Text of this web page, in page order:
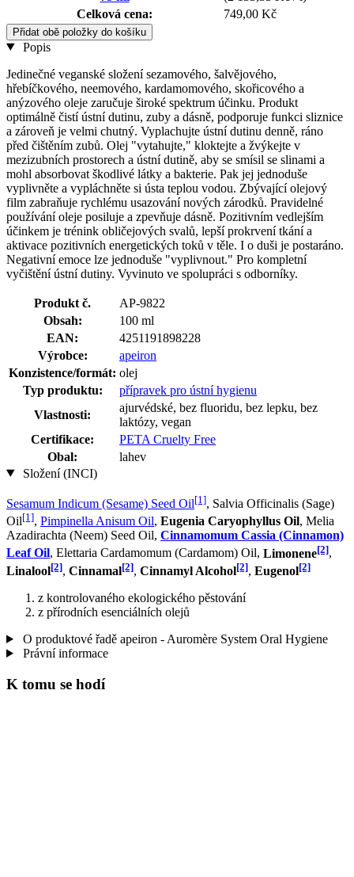
Celková cena:
749,00 Kč
Přidat obě položky do košíku
Popis
Jedinečné veganské složení sezamového, šalvějového,
hřebíčkového, neemového, kardamomového, skořicového a
anýzového oleje zaručuje široké spektrum účinku. Produkt
optimálně čistí ústní dutinu, zuby a dásně, podporuje funkci sliznice
a zároveň je velmi chutný. Vyplachujte ústní dutinu denně, ráno
před čištěním zubů. Olej "vytahujte," kloktejte a žvýkejte v
mezizubních prostorech a ústní dutině, aby se smísil se slinami a
mohl absorbovat škodlivé látky a bakterie. Pak jej jednoduše
vyplivněte a vypláchněte si ústa teplou vodou. Zbývající olejový
film zabraňuje rychlému usazování nových zárodků. Pravidelné
používání oleje posiluje a zpevňuje dásně. Pozitivním vedlejším
účinkem je trénink obličejových svalů, lepší prokrvení tkání a
aktivace pozitivních energetických toků v těle. I o duši je postaráno.
Negativní emoce lze jednoduše "vyplivnout." Pro kompletní
vyčištění ústní dutiny. Vyvinuto ve spolupráci s odborníky.
Produkt č.
AP-9822
Obsah:
100 ml
EAN:
4251191898228
Výrobce:
apeiron
Konzistence/formát: olej
Typ produktu:
přípravek pro ústní hygienu
Vlastnosti:
ajurvédské, bez fluoridu, bez lepku, bez
laktózy, vegan
Certifikace:
PETA Cruelty Free
Obal:
lahev
Složení (INCI)
Sesamum Indicum (Sesame) Seed Oil[1], Salvia Officinalis (Sage)
Oil[1], Pimpinella Anisum Oil, Eugenia Caryophyllus Oil, Melia
Azadirachta (Neem) Seed Oil, Cinnamomum Cassia (Cinnamon)
Leaf Oil, Elettaria Cardamomum (Cardamom) Oil, Limonene[2],
Linalool[2], Cinnamal[2], Cinnamyl Alcohol[2], Eugenol[2]
z kontrolovaného ekologického pěstování
z přírodních esenciálních olejů
O produktové řadě apeiron - Auromère System Oral Hygiene
Právní informace
K tomu se hodí